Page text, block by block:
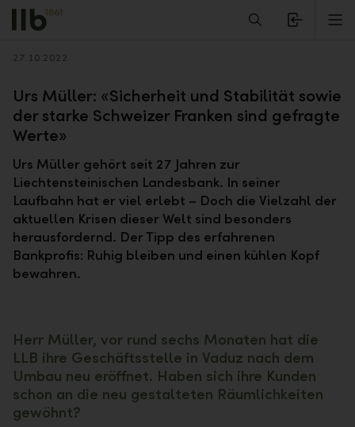
Alerts.Headline
Zurück
27.10.2022
Urs Müller: «Sicherheit und Stabilität sowie
der starke Schweizer Franken sind gefragte
Werte»
Urs Müller gehört seit 27 Jahren zur
Liechtensteinischen Landesbank. In seiner
Laufbahn hat er viel erlebt – Doch die Vielzahl der
aktuellen Krisen dieser Welt sind besonders
herausfordernd. Der Tipp des erfahrenen
Bankprofis: Ruhig bleiben und einen kühlen Kopf
bewahren.
Herr Müller, vor rund sechs Monaten hat die
LLB ihre Geschäftsstelle in Vaduz nach dem
Umbau neu eröffnet. Haben sich ihre Kunden
schon an die neu gestalteten Räumlichkeiten
gewöhnt?